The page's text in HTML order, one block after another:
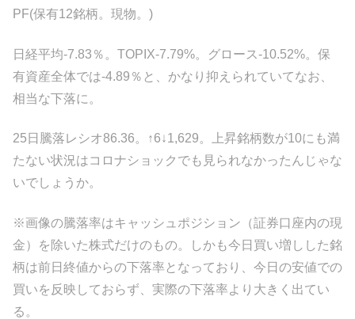
PF(保有12銘柄。現物。)
日経平均-7.83％。TOPIX-7.79%。グロース-10.52%。保
有資産全体では-4.89％と、かなり抑えられていてなお、
相当な下落に。
25日騰落レシオ86.36。↑6↓1,629。上昇銘柄数が10にも満
たない状況はコロナショックでも見られなかったんじゃな
いでしょうか。
※画像の騰落率はキャッシュポジション（証券口座内の現
金）を除いた株式だけのもの。しかも今日買い増しした銘
柄は前日終値からの下落率となっており、今日の安値での
買いを反映しておらず、実際の下落率より大きく出てい
る。